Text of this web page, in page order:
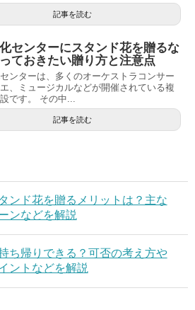
記事を読む
センターにスタンド花を贈るな
ておきたい贈り方と注意点
ンターは、多くのオーケストラコンサー
エ、ミュージカルなどが開催されている複
です。 その中...
記事を読む
ンド花を贈るメリットは？主な
ンなどを解説
ち帰りできる？可否の考え方や
ントなどを解説